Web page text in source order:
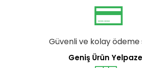
Güvenli ve kolay ödeme
Geniş Ürün